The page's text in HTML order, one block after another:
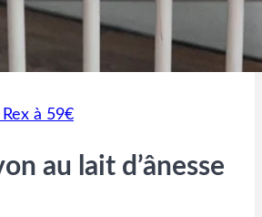
à 59€
au lait d’ânesse